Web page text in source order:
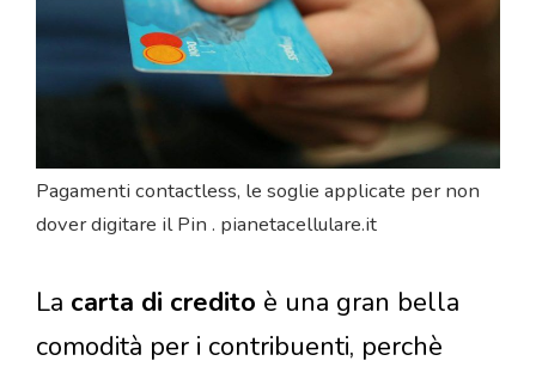
Pagamenti contactless, le soglie applicate per non
dover digitare il Pin . pianetacellulare.it
La carta di credito è una gran bella
comodità per i contribuenti, perchè